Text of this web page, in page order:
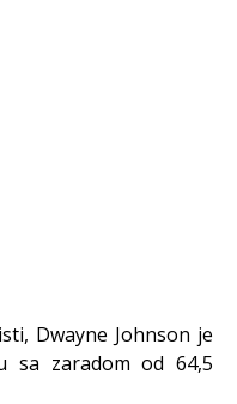
Dwayne Johnson je
sa zaradom od 64,5